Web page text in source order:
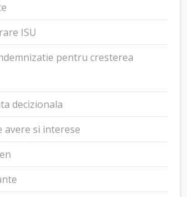
ISU
pentru cresterea
decizionala
avere si interese